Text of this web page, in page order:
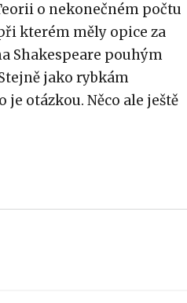
o nekonečném počtu
kterém měly opice za
Shakespeare pouhým
jako rybkám
otázkou. Něco ale ještě